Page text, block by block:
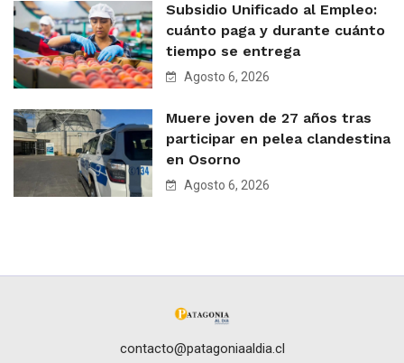
Subsidio Unificado al Empleo:
cuánto paga y durante cuánto
tiempo se entrega
Agosto 6, 2026
Muere joven de 27 años tras
participar en pelea clandestina
en Osorno
Agosto 6, 2026
contacto@patagoniaaldia.cl